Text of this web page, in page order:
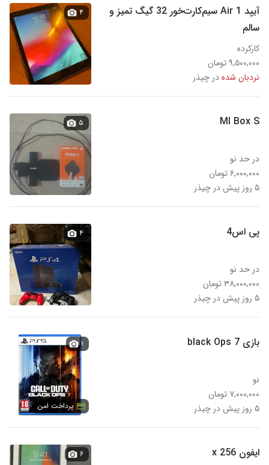
آیپد Air 1 سیم‌کارت‌خور 32 گیگ تمیز و
سالم
کارکرده
۹,۵۰۰,۰۰۰ تومان
نردبان شدهدر چیذر
۴
MI Box S
در حد نو
۶,۰۰۰,۰۰۰ تومان
۵ روز پیش در چیذر
۵
پی اس4
در حد نو
۳۸,۰۰۰,۰۰۰ تومان
۵ روز پیش در چیذر
۴
بازی black Ops 7
نو
۷,۰۰۰,۰۰۰ تومان
۵ روز پیش در چیذر
۱
پرداخت امن
ایفون x 256 ۶